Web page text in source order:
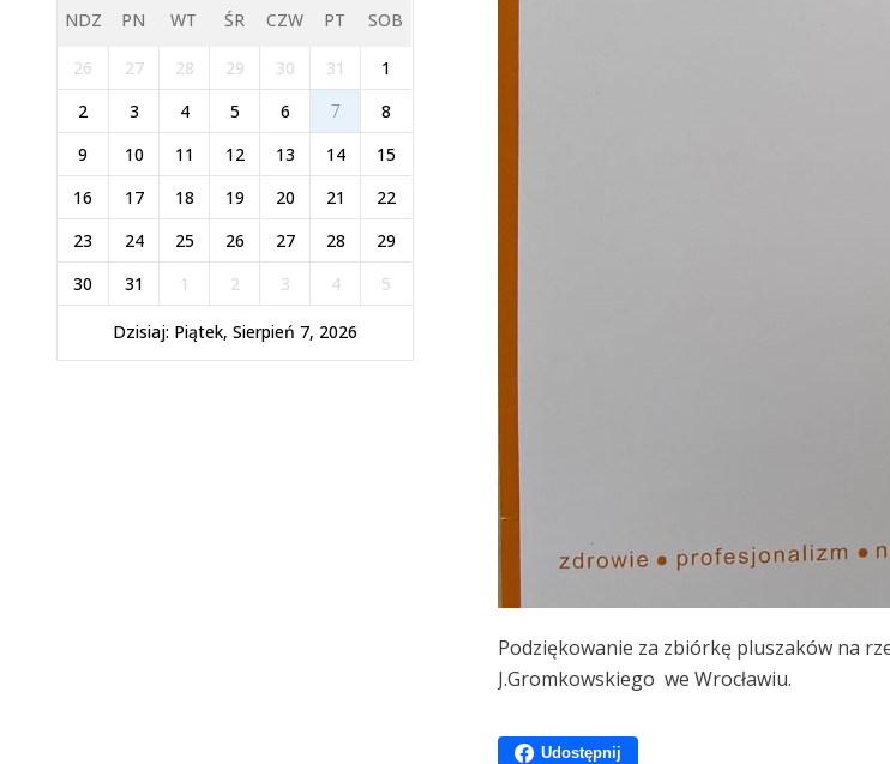
Podziękowanie za zbiórkę pluszaków na
J.Gromkowskiego we Wrocławiu.
Udostępnij
NDZ PN WT ŚR CZW PT SOB
26 27 28 29 30 31
1
2
3 4 5 6 7
8
9
10 11 12 13 14
15
16
17 18 19 20 21
22
23
24 25 26 27 28
29
30
31 1 2 3 4 5
Dzisiaj: Piątek, Sierpień 7, 2026